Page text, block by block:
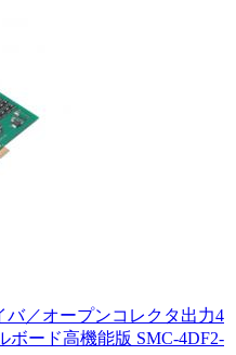
バ／オープンコレクタ出力4
ボード高機能版 SMC-4DF2-